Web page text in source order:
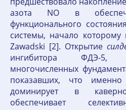
азота NO в
функционального
системы, начало
Zawadski [2]. Открытие
ингибитора ФДЭ-5,
многочисленных
показавших, что
доминирует в
обеспечивает